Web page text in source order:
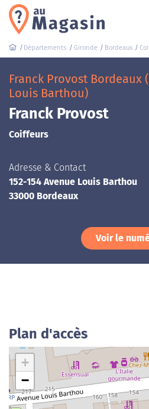
Départements Gironde Bordeaux
Franck Provost Bordeaux
Louis Barthou)
Franck Provost
Coiffeurs
Adresse & Contact
152-154 Avenue Louis Barthou
33000 Bordeaux
Voir le
Plan d'accès
+
−